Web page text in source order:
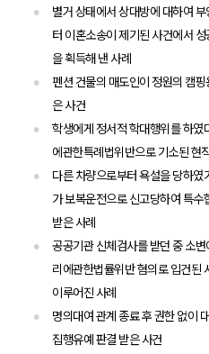
별거 상태에서 상대방에 대하여
터 이혼소송이 제기된 사건에서
을 획득해 낸 사례
펜션 건물의 매도인이 정원의 캠
은 사건
학생에게 정서적 학대행위를 하
에관한특례법위반으로 기소된 현
다른 차량으로부터 욕설을 당하
가 보복운전으로 신고당하여 특
받은 사례
공공기관 신체검사를 받던 중 소
리에관한법률위반 혐의로 입건된
이루어진 사례
명의대여 관계 종료 후 권한 없이
집행유예 판결 받은 사건